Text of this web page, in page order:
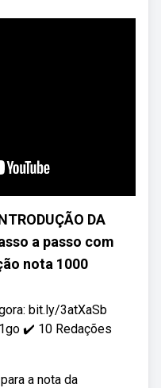
DA
a passo com
nota 1000
bit.ly/3atXaSb
✔️ 10 Redações
a nota da